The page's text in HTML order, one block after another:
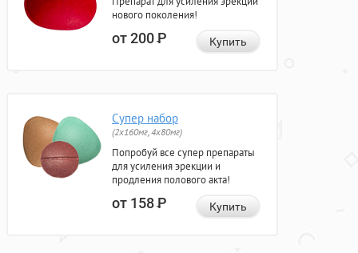
нового поколения!
от 200Р Купить
Супер набор
(2х160мг, 4х80мг)
Попробуй все супер препараты
для усиления эрекции и
продления полового акта!
от 158Р Купить